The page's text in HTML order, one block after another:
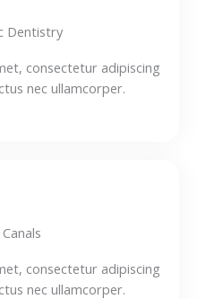
Dentistry
consectetur adipiscing
nec ullamcorper.
consectetur adipiscing
nec ullamcorper.